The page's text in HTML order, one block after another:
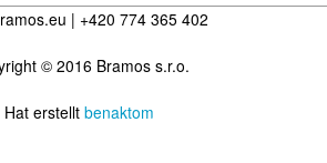
| +420 774 365 402
© 2016 Bramos s.r.o.
Hat erstellt benaktom